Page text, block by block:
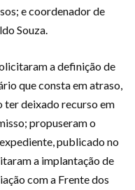
e coordenador de
Souza.
a definição de
que consta em atraso,
ter deixado recurso em
propuseram o
publicado no
a implantação de
com a Frente dos